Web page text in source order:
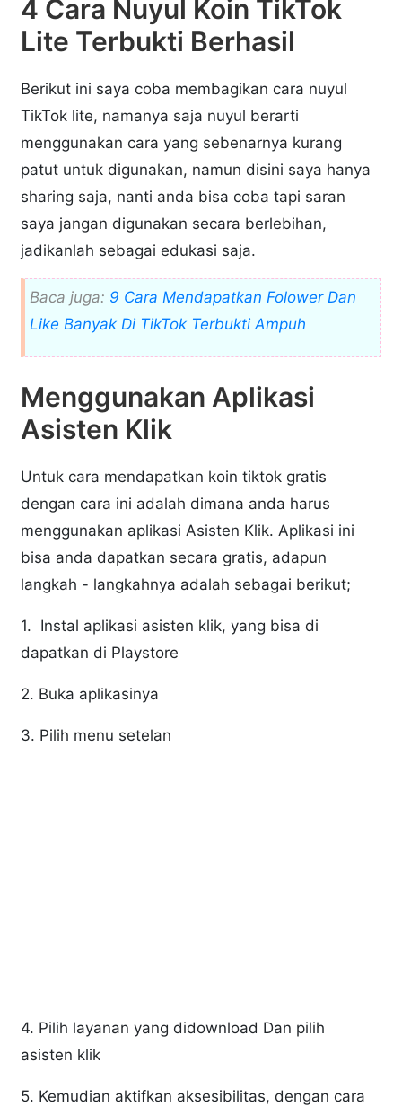
4 Cara Nuyul Koin TikTok
Lite Terbukti Berhasil
Berikut ini saya coba membagikan cara nuyul
TikTok lite, namanya saja nuyul berarti
menggunakan cara yang sebenarnya kurang
patut untuk digunakan, namun disini saya hanya
sharing saja, nanti anda bisa coba tapi saran
saya jangan digunakan secara berlebihan,
jadikanlah sebagai edukasi saja.
Baca juga: 9 Cara Mendapatkan Folower Dan
Like Banyak Di TikTok Terbukti Ampuh
Menggunakan Aplikasi
Asisten Klik
Untuk cara mendapatkan koin tiktok gratis
dengan cara ini adalah dimana anda harus
menggunakan aplikasi Asisten Klik. Aplikasi ini
bisa anda dapatkan secara gratis, adapun
langkah - langkahnya adalah sebagai berikut;
1. Instal aplikasi asisten klik, yang bisa di
dapatkan di Playstore
2. Buka aplikasinya
3. Pilih menu setelan
4. Pilih layanan yang didownload Dan pilih
asisten klik
5. Kemudian aktifkan aksesibilitas, dengan cara